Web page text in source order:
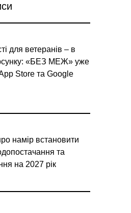
для ветеранів – в
«БЕЗ МЕЖ» уже
Store та Google
намір встановити
та
на 2027 рік